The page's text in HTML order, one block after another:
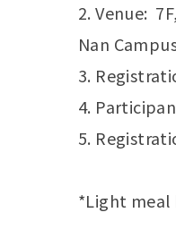
2. Venue:
Nan
3.
4.
5.
*Light meal